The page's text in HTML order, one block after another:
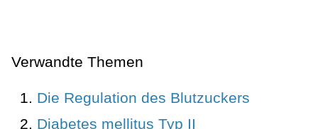
Verwandte Themen
Die Regulation des Blutzuckers
Diabetes mellitus Typ II